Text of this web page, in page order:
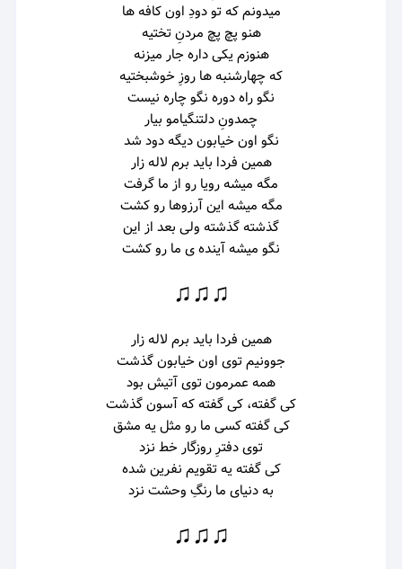
میدونم که تو دودِ اون کافه ها
هنو پچ پچ مردنِ تختیه
هنوزم یکی داره جار میزنه
که چهارشنبه ها روزِ خوشبختیه
نگو راه دوره نگو چاره نیست
چمدونِ دلتنگیامو بیار
نگو اون خیابون دیگه دود شد
همین فردا باید برم لاله زار
مگه میشه رویا رو از ما گرفت
مگه میشه این آرزوها رو کشت
گذشته گذشته ولی بعد از این
نگو میشه آینده ی ما رو کشت
♫♫♫
همین فردا باید برم لاله زار
جوونیم توی اون خیابون گذشت
همه عمرمون توی آتیش بود
کی گفته، کی گفته که آسون گذشت
کی گفته کسی ما رو مثل یه مشق
توی دفترِ روزگار خط نزد
کی گفته یه تقویم نفرین شده
به دنیای ما رنگِ وحشت نزد
♫♫♫